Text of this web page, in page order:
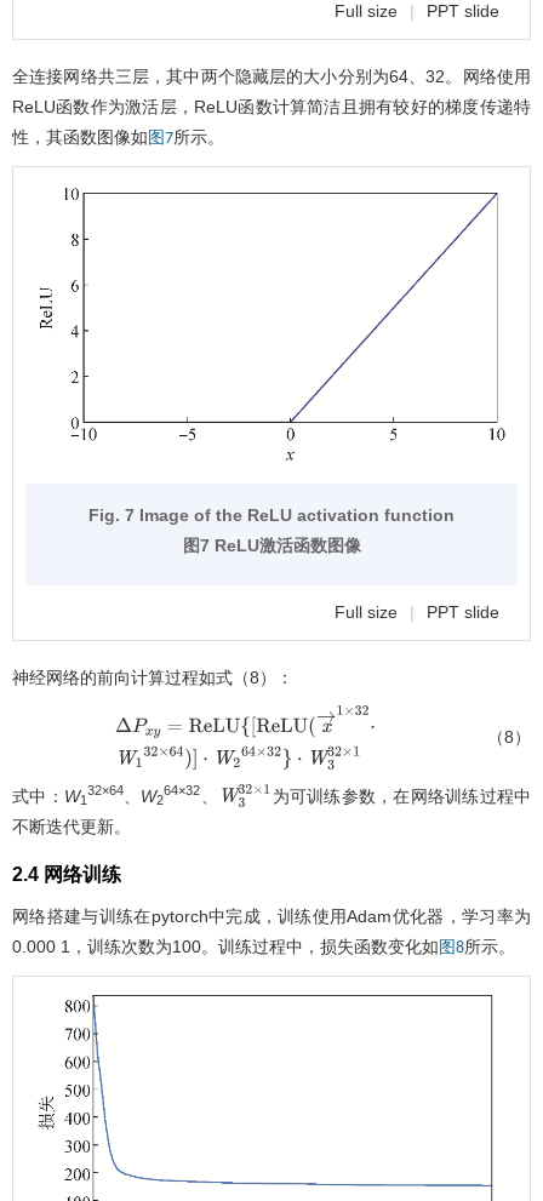
Full size | PPT slide
全连接网络共三层，其中两个隐藏层的大小分别为64、32。网络使用
ReLU函数作为激活层，ReLU函数计算简洁且拥有较好的梯度传递特
性，其函数图像如 图7所示。
Fig. 7 Image of the ReLU activation function
图7 ReLU激活函数图像
Full size | PPT slide
神经网络的前向计算过程如式（8）：
xy= Re LU (x→ ×32⋅W 1 32}
W ×
（8）
式中： W1
32×64、 W2
64×32
W332 1
为可训练参数，在网络训练过程中
不断迭代更新。
2.4 网络训练
网络搭建与训练在pytorch中完成，训练使用Adam优化器，学习率为
0.000 1，训练次数为100。训练过程中，损失函数变化如 图8所示。